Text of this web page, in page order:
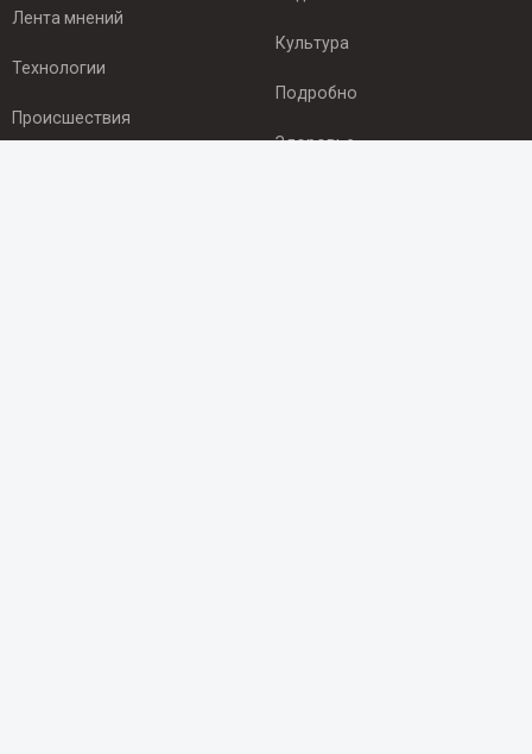
Лента мнений
Технологии
Происшествия
Культура
Подробно
Здоровье